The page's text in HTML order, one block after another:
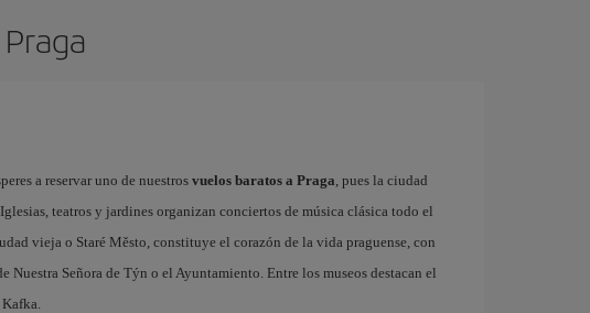
a reservar uno de nuestrosvuelos baratos a Praga, pues la ciudad
teatros y jardines organizan conciertos de música clásica todo el
vieja o Staré Město, constituye el corazón de la vida praguense, con
Señora de Týn o el Ayuntamiento. Entre los museos destacan el